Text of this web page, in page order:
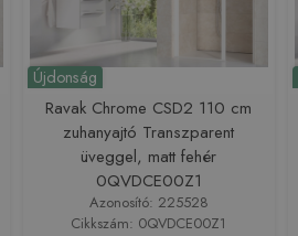
Újdonság
Ravak Chrome CSD2 110 cm
zuhanyajtó Transzparent
üveggel, matt fehér
0QVDCE00Z1
Azonosító: 225528
Cikkszám: 0QVDCE00Z1